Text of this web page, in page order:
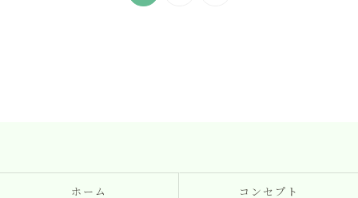
ホーム コンセプト